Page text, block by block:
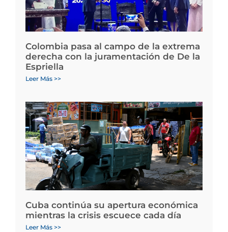
Colombia pasa al campo de la extrema
derecha con la juramentación de De la
Espriella
Leer Más >>
Cuba continúa su apertura económica
mientras la crisis escuece cada día
Leer Más >>